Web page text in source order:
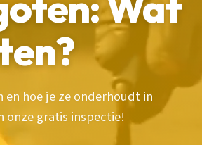
hoe je ze onderhoudt in
onze gratis inspectie!